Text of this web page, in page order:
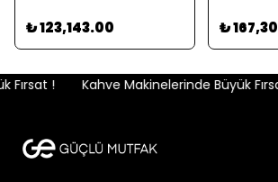
₺ 123,143.00 ₺
! Kahve Makinelerinde Büyük